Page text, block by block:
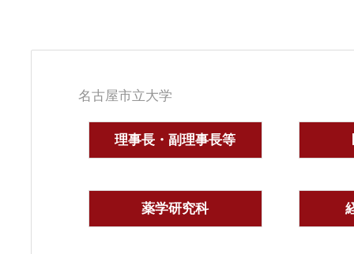
名古屋市立大学
理事長・副理事長等
薬学研究科